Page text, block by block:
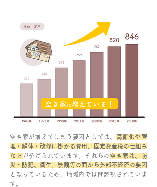
空き家が増えてしまう要因としては、 高齢化や管
理・解体・改修に掛かる費用、固定資産税の仕組み
など が挙げられています。それらの 空き家は、防
災・防犯、衛生、景観等の面から外部不経済の要因
となっているため、地域内では問題視されていま
す。